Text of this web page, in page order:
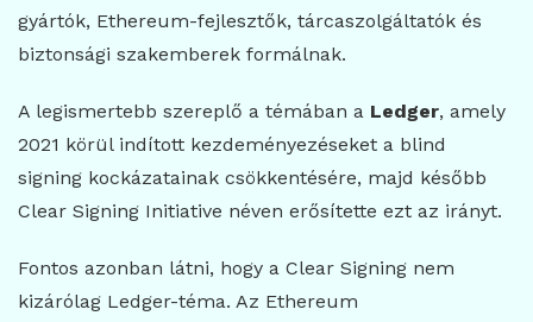
gyártók, Ethereum-fejlesztők, tárcaszolgáltatók és
biztonsági szakemberek formálnak.
A legismertebb szereplő a témában a Ledger, amely
2021 körül indított kezdeményezéseket a blind
signing kockázatainak csökkentésére, majd később
Clear Signing Initiative néven erősítette ezt az irányt.
Fontos azonban látni, hogy a Clear Signing nem
kizárólag Ledger-téma. Az Ethereum